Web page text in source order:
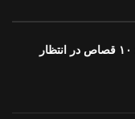
حکم کلثوم اکبری ۱۴۰۵؛ ۱۰ قصاص در انتظار